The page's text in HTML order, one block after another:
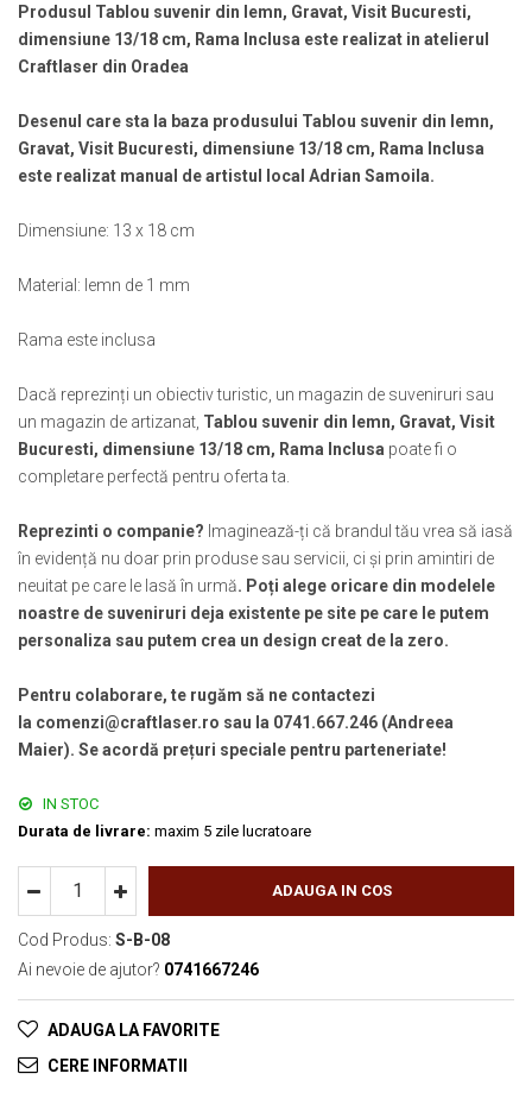
Muzeul National de Istorie a Romaniei
Muzeul Unirii Iasi
Orase si zone istorice
Bucuresti
Cluj Napoca
Iasi
Oradea
Palate si Curti Domnesti
Curtea Domneasca, Targoviste
Palatul Alexandru Ioan Cuza,
Ruginoasa
Suport pahare suvenir
Suport pahare suvenir din lemn
Tablou suvenir
Tablouri acuarela
Tablouri gravate
Colectia "Visit Romania"
Colectia Vintage
Produsul Tablou suvenir din lemn, Gravat, Visit Bucuresti,
dimensiune 13/18 cm, Rama Inclusa este realizat in atelierul
Craftlaser din Oradea
Desenul care sta la baza produsului Tablou suvenir din lemn,
Gravat, Visit Bucuresti, dimensiune 13/18 cm, Rama Inclusa
este realizat manual de artistul local Adrian Samoila.
Dimensiune: 13 x 18 cm
Material: lemn de 1 mm
Rama este inclusa
Dacă reprezinți un obiectiv turistic, un magazin de suveniruri sau
un magazin de artizanat, Tablou suvenir din lemn, Gravat, Visit
Bucuresti, dimensiune 13/18 cm, Rama Inclusa poate fi o
completare perfectă pentru oferta ta.
Reprezinti o companie? Imaginează-ți că brandul tău vrea să iasă
în evidență nu doar prin produse sau servicii, ci și prin amintiri de
neuitat pe care le lasă în urmă. Poți alege oricare din modelele
noastre de suveniruri deja existente pe site pe care le putem
personaliza sau putem crea un design creat de la zero.
Pentru colaborare, te rugăm să ne contactezi
la comenzi@craftlaser.ro sau la 0741.667.246 (Andreea
Maier). Se acordă prețuri speciale pentru parteneriate!
IN STOC
Durata de livrare: maxim 5 zile lucratoare
ADAUGA IN COS
Cod Produs: S-B-08
Ai nevoie de ajutor? 0741667246
ADAUGA LA FAVORITE
CERE INFORMATII